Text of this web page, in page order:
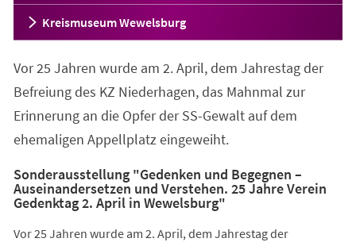
Kreismuseum Wewelsburg
Vor 25 Jahren wurde am 2. April, dem Jahrestag der
Befreiung des KZ Niederhagen, das Mahnmal zur
Erinnerung an die Opfer der SS-Gewalt auf dem
ehemaligen Appellplatz eingeweiht.
Sonderausstellung "Gedenken und Begegnen –
Auseinandersetzen und Verstehen. 25 Jahre Verein
Gedenktag 2. April in Wewelsburg"
Vor 25 Jahren wurde am 2. April, dem Jahrestag der